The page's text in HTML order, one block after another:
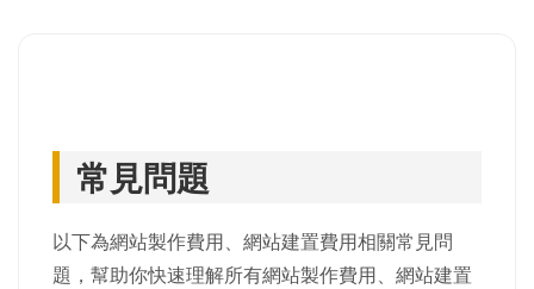
常見問題
以下為網站製作費用、網站建置費用相關常見問
題，幫助你快速理解所有網站製作費用、網站建置